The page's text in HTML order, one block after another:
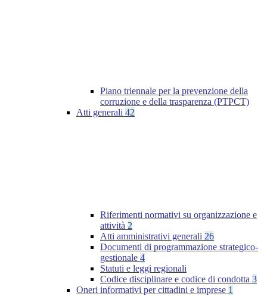
Piano triennale per la prevenzione della
corruzione e della trasparenza (PTPCT)
Atti generali 42
Riferimenti normativi su organizzazione e
attività 2
Atti amministrativi generali 26
Documenti di programmazione strategico-
gestionale 4
Statuti e leggi regionali
Codice disciplinare e codice di condotta 3
Oneri informativi per cittadini e imprese 1